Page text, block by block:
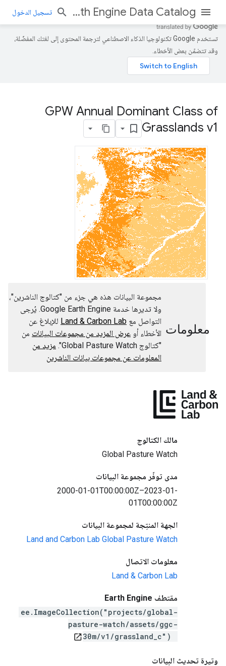
Earth Engine Data Catalog تسجيل الدخول
تستخدم Google تكنولوجيا الذكاء الاصطناعي لترجمة المحتوى إلى لغتك المفضّلة،
وقد تتضمّن بعض الأخطاء.
GPW Annual Dominant Class of
Grasslands v1
معلومات
مجموعة البيانات هذه هي جزء من "كتالوج الناشرين"،
ولا تديرها خدمة Google Earth Engine. يُرجى
التواصل مع Land & Carbon Lab للإبلاغ عن
الأخطاء أو عرض المزيد من مجموعات البيانات من
"كتالوج Global Pasture Watch".
مزيد من
المعلومات عن مجموعات بيانات الناشرين
مالك الكتالوج
Global Pasture Watch
مدى توفّر مجموعة البيانات
2000-01-01T00:00:00Z–2023-01-
01T00:00:00Z
الجهة المنتِجة لمجموعة البيانات
Land and Carbon Lab Global Pasture Watch
معلومات الاتصال
Land & Carbon Lab
مقتطف Earth Engine
ee.ImageCollection("projects/global-
pasture-watch/assets/ggc-
30m/v1/grassland_c")
open_in_new
وتيرة تحديث البيانات